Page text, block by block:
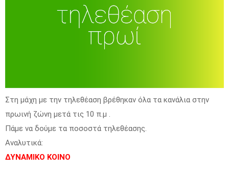
Στη μάχη με την τηλεθέαση βρέθηκαν όλα τα κανάλια στην
πρωινή ζώνη μετά τις 10 π.μ .
Πάμε να δούμε τα ποσοστά τηλεθέασης.
Αναλυτικά:
ΔΥΝΑΜΙΚΟ ΚΟΙΝΟ